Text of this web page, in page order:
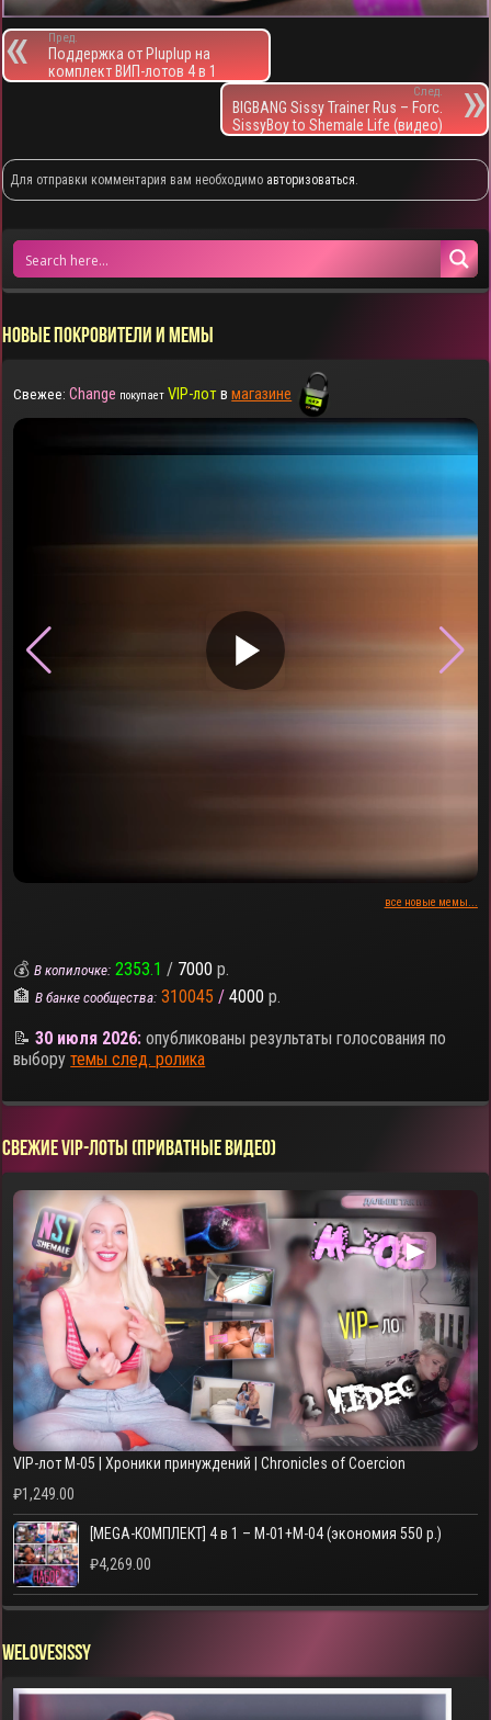
Пред.
Поддержка от Pluplup на
комплект ВИП-лотов 4 в 1
След.
BIGBANG Sissy Trainer Rus – Forc.
SissyBoy to Shemale Life (видео)
Для отправки комментария вам необходимо авторизоваться.
НОВЫЕ ПОКРОВИТЕЛИ И МЕМЫ
Свежее: Change покупает VIP-лотвмагазине
▶
все новые мемы...
💰В копилочке: 2353.1 / 7000 р.
🏦В банке сообщества: 310045 / 4000 р.
📝30 июля 2026: опубликованы результаты голосования по
выборутемы след. ролика
СВЕЖИЕ VIP-ЛОТЫ (ПРИВАТНЫЕ ВИДЕО)
▶
VIP-лот M-05 | Хроники принуждений | Chronicles of Coercion
₽1,249.00
[MEGA-КОМПЛЕКТ] 4 в 1 – M-01+M-04 (экономия 550 р.)
₽4,269.00
WELOVESISSY